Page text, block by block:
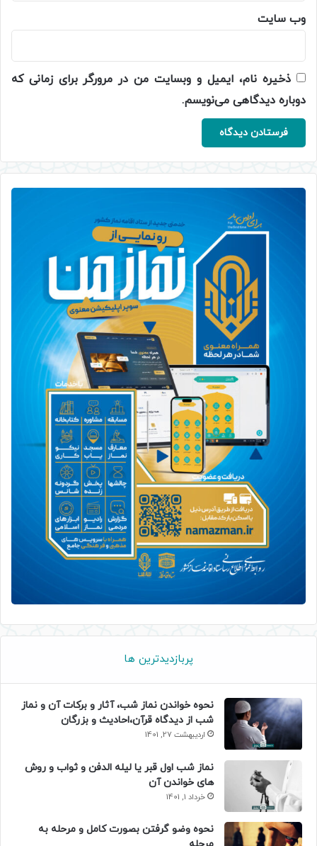
وب‌ سایت
ذخیره نام، ایمیل و وبسایت من در مرورگر برای زمانی که
دوباره دیدگاهی می‌نویسم.
پربازدیدترین ها
نحوه خواندن نماز شب، آثار و برکات آن و نماز
شب از دیدگاه قرآن،احادیث و بزرگان
اردیبهشت 27, 1401
نماز شب اول قبر یا لیله الدفن و ثواب و روش
های خواندن آن
خرداد 1, 1401
نحوه وضو گرفتن بصورت کامل و مرحله به